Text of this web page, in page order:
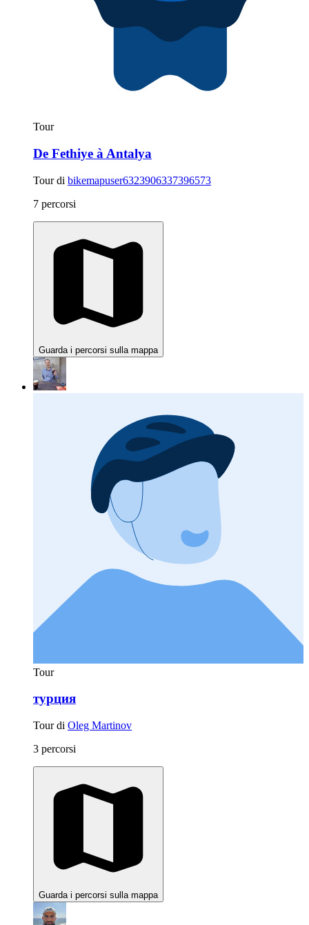
Tour
De Fethiye à Antalya
Tour di bikemapuser6323906337396573
7 percorsi
Guarda i percorsi sulla mappa
Tour
турция
Tour di Oleg Martinov
3 percorsi
Guarda i percorsi sulla mappa